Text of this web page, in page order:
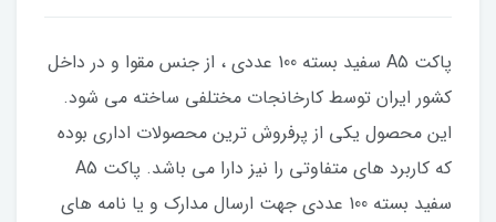
پاکت A5 سفید بسته 100 عددی ، از جنس مقوا و در داخل
کشور ایران توسط کارخانجات مختلفی ساخته می شود.
این محصول یکی از پرفروش ترین محصولات اداری بوده
که کاربرد های متفاوتی را نیز دارا می باشد. پاکت A5
سفید بسته 100 عددی جهت ارسال مدارک و یا نامه های